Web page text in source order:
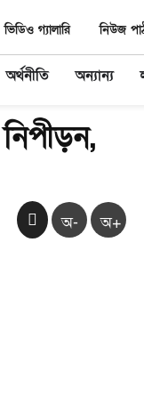
ভিডিও গ্যালারি নিউজ
অর্থনীতি অন্যান্য
অ- অ+